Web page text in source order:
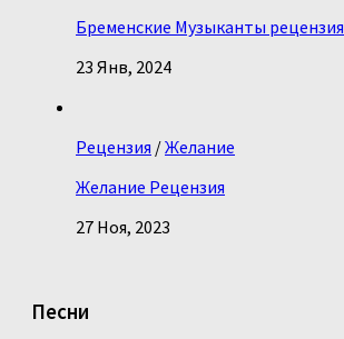
Бременские Музыканты рецензия
23 Янв, 2024
Рецензия /Желание
Желание Рецензия
27 Ноя, 2023
Песни